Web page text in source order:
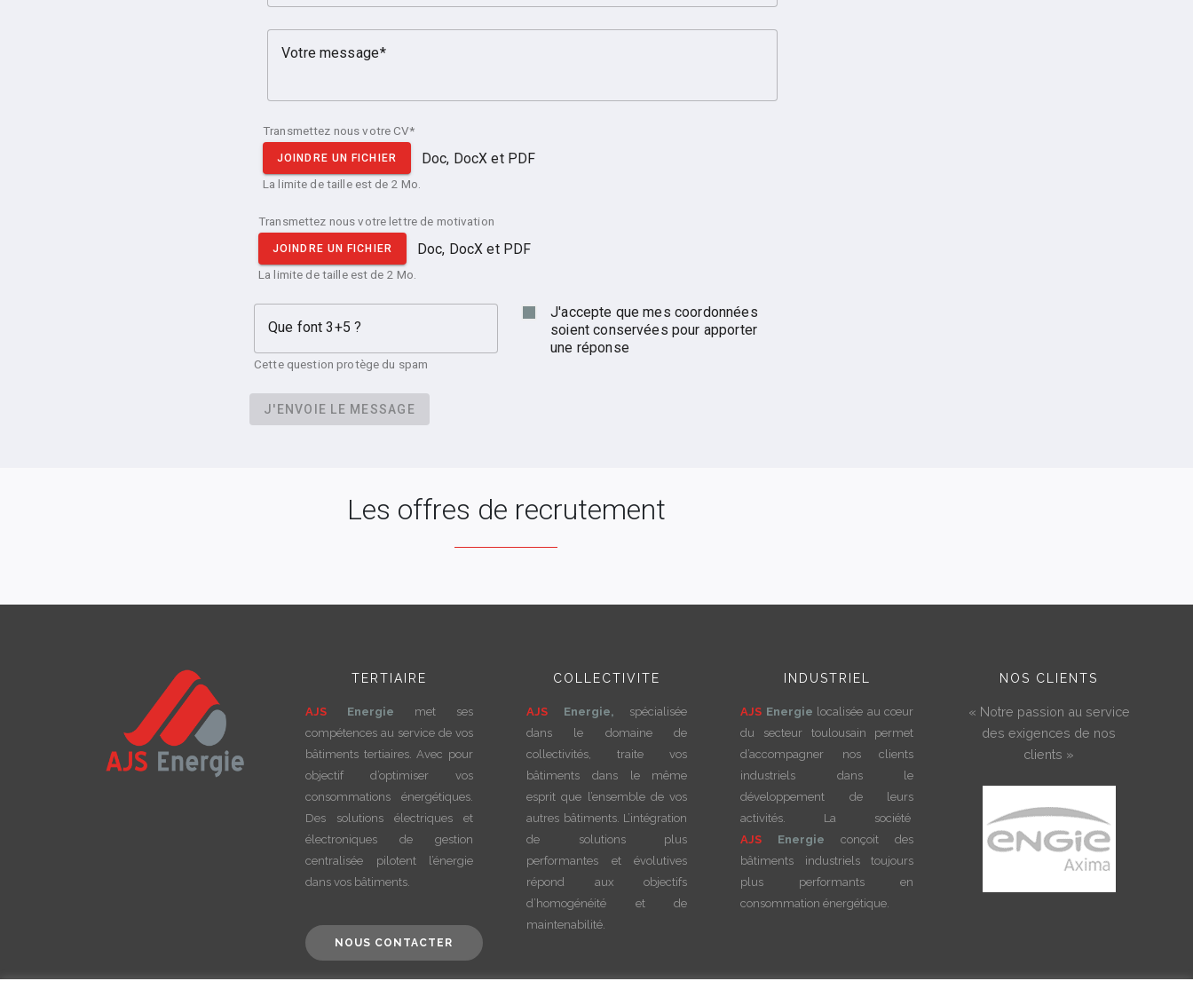
Votre message
Transmettez nous votre CV*
JOINDRE UN FICHIER Doc, DocX et PDF
La limite de taille est de 2 Mo.
Transmettez nous votre lettre de motivation
JOINDRE UN FICHIER Doc, DocX et PDF
La limite de taille est de 2 Mo.
Que font 3+5 ?
Cette question protège du spam
J'accepte que mes coordonnées
soient conservées pour apporter
une réponse
J'ENVOIE LE MESSAGE
Les offres de recrutement
TERTIAIRE
AJS Energie met ses
compétences au service de vos
bâtiments tertiaires. Avec pour
objectif d’optimiser vos
consommations énergétiques.
Des solutions électriques et
électroniques de gestion
centralisée pilotent l’énergie
dans vos bâtiments.
NOUS CONTACTER
COLLECTIVITE
AJS Energie, spécialisée
dans le domaine de
collectivités, traite vos
bâtiments dans le même
esprit que l’ensemble de vos
autres bâtiments. L’intégration
de solutions plus
performantes et évolutives
répond aux objectifs
d’homogénéité et de
maintenabilité.
INDUSTRIEL
AJS Energie localisée au cœur
du secteur toulousain permet
d’accompagner nos clients
industriels dans le
développement de leurs
activités. La société
AJS
Energie
conçoit des
bâtiments industriels toujours
plus performants en
consommation énergétique.
NOS CLIENTS
« Notre passion au service
des exigences de nos
clients »